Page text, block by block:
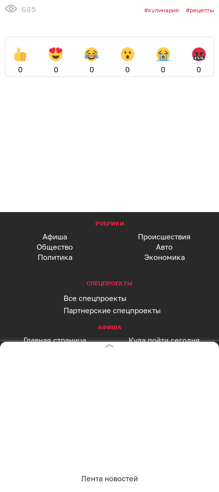
для Вашего удобства пользования сайтом и
Лента новостей
685 кулинария рецепты
0 0 0 0 0 0
РУБРИКИ
Афиша
Происшествия
Общество
Авто
Политика
Экономика
СПЕЦПРОЕКТЫ
Все спецпроекты
Партнерские спецпроекты
АФИША
Главная страница Куда пойти сегодня